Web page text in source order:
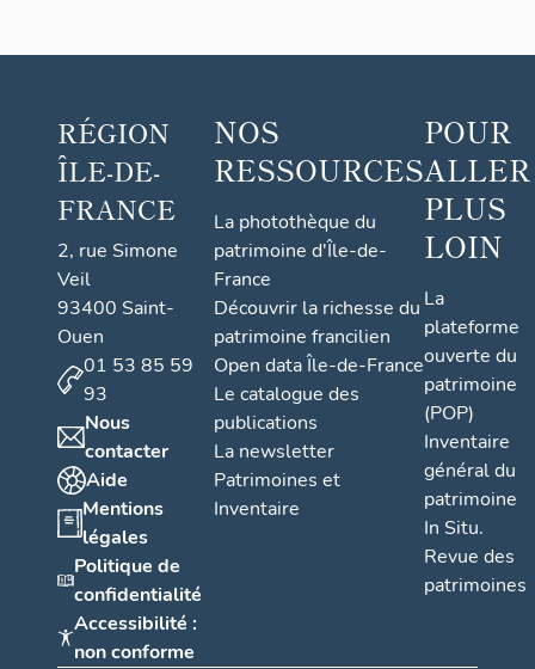
RÉGION
ÎLE-DE-
FRANCE
2, rue Simone
Veil
93400 Saint-
Ouen
01 53 85 59
93
Nous
contacter
Aide
Mentions
légales
Politique de
confidentialité
Accessibilité :
non conforme
NOS
RESSOURCES
La photothèque du
patrimoine d'Île-de-
France
Découvrir la richesse du
patrimoine francilien
Open data Île-de-France
Le catalogue des
publications
La newsletter
Patrimoines et
Inventaire
POUR
ALLER
PLUS
LOIN
La
plateforme
ouverte du
patrimoine
(POP)
Inventaire
général du
patrimoine
In Situ.
Revue des
patrimoines